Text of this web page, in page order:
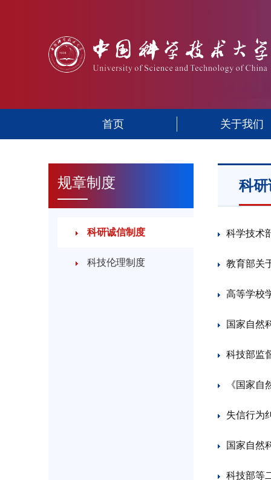
首页 关于我们
规章制度
科研诚信制度
科技伦理制度
科
科学技术
教育部关
高等学校
国家自然
科技部监
《国家
失信行为
国家自然
科技部等